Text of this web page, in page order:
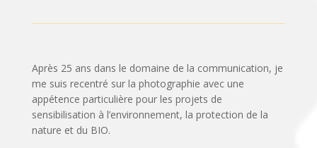
Après 25 ans dans le domaine de la communication, je
me suis recentré sur la photographie avec une
appétence particulière pour les projets de
sensibilisation à l’environnement, la protection de la
nature et du BIO.